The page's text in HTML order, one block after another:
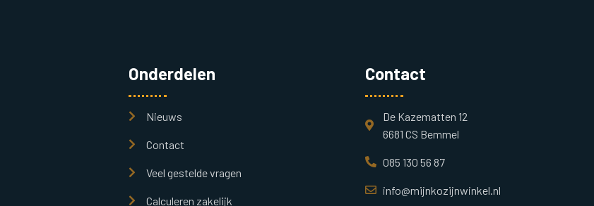
Onderdelen
Nieuws
Contact
Veel gestelde vragen
Calculeren zakelijk
Contact
De Kazematten 12
6681 CS Bemmel
085 130 56 87
info@mijnkozijnwinkel.nl